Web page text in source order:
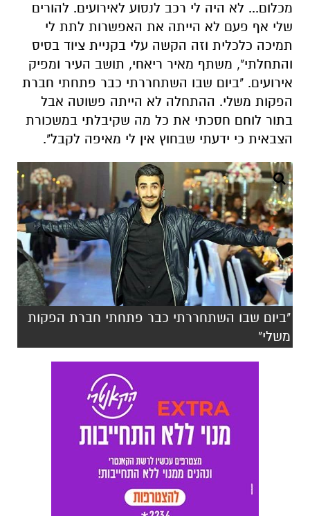
מכלום... לא היה לי רכב לנסוע לאירועים. להורים
שלי אף פעם לא הייתה את האפשרות לתת לי
תמיכה כלכלית וזה הקשה עלי בקניית ציוד בסיס
והתחלתי", משתף מאיר ריאחי, תושב העיר ומפיק
אירועים. "ביום שבו השתחררתי כבר פתחתי חברת
הפקות משלי. ההתחלה לא הייתה פשוטה אבל
בתור לוחם חסכתי את כל מה שקיבלתי במשכורת
הצבאית כי ידעתי שבחוץ אין לי מאיפה לקבל".
"ביום שבו השתחררתי כבר פתחתי חברת הפקות
משלי"